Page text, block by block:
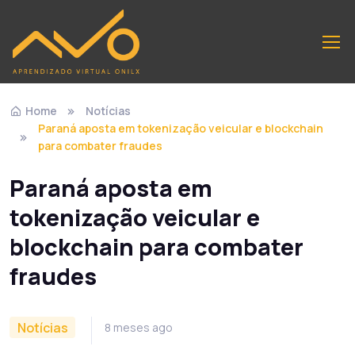
Home
Notícias
Paraná aposta em tokenização veicular e blockchain
para combater fraudes
Paraná aposta em
tokenização veicular e
blockchain para combater
fraudes
Notícias 8 meses ago